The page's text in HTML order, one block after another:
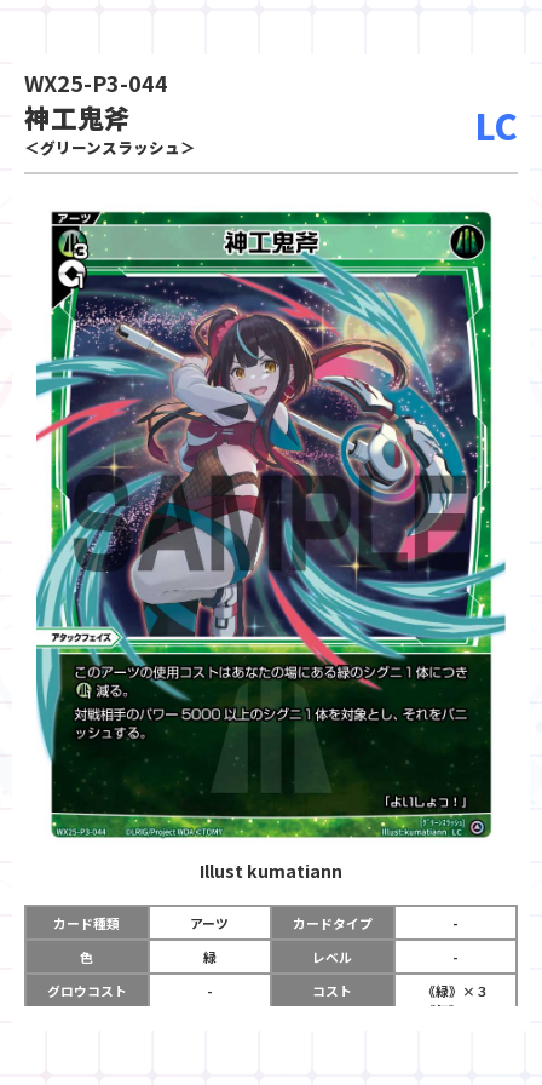
WX25-P3-044
神工鬼斧
＜グリーンスラッシュ＞ LC
Illust kumatiann
カード種類 アーツ カードタイプ
-
色
緑 レベル
-
グロウコスト
- コスト
《緑》×３
《無》×１